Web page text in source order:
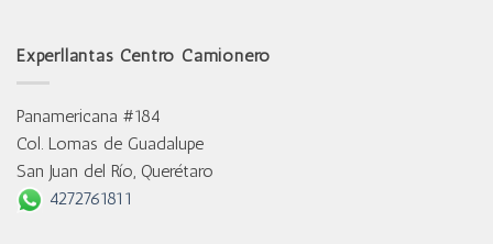
Experllantas Centro Camionero
Panamericana #184
Col. Lomas de Guadalupe
San Juan del Río, Querétaro
4272761811